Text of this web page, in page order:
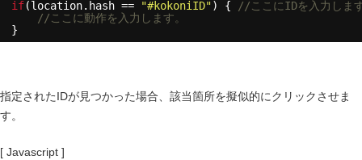
if(location.hash == "#kokoniID") {
//ここにIDを入力しま
//ここに動作を入力します。
}
指定されたIDが見つかった場合、該当箇所を擬似的にクリックさせま
す。
[ Javascript ]